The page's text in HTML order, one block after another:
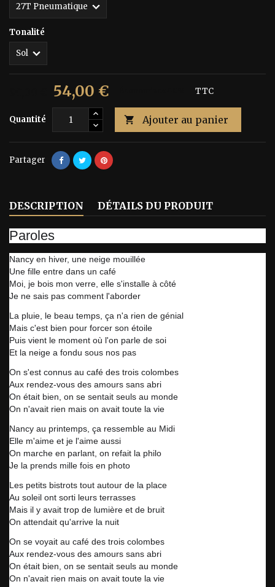
Tonalité
54,00 € TTC
Quantité  Ajouter au panier
Partager
DESCRIPTION DÉTAILS DU PRODUIT
Paroles
Nancy en hiver, une neige mouillée
Une fille entre dans un café
Moi, je bois mon verre, elle s'installe à côté
Je ne sais pas comment l'aborder
La pluie, le beau temps, ça n'a rien de génial
Mais c'est bien pour forcer son étoile
Puis vient le moment où l'on parle de soi
Et la neige a fondu sous nos pas
On s'est connus au café des trois colombes
Aux rendez-vous des amours sans abri
On était bien, on se sentait seuls au monde
On n'avait rien mais on avait toute la vie
Nancy au printemps, ça ressemble au Midi
Elle m'aime et je l'aime aussi
On marche en parlant, on refait la philo
Je la prends mille fois en photo
Les petits bistrots tout autour de la place
Au soleil ont sorti leurs terrasses
Mais il y avait trop de lumière et de bruit
On attendait qu'arrive la nuit
On se voyait au café des trois colombes
Aux rendez-vous des amours sans abri
On était bien, on se sentait seuls au monde
On n'avait rien mais on avait toute la vie